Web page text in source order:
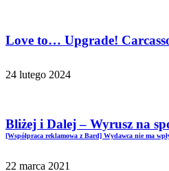
Love to… Upgrade!
24 lutego 2024
Bliżej i Dalej – Wyrusz na
[Współpraca reklamowa z Bard] Wydawca nie ma
22 marca 2021